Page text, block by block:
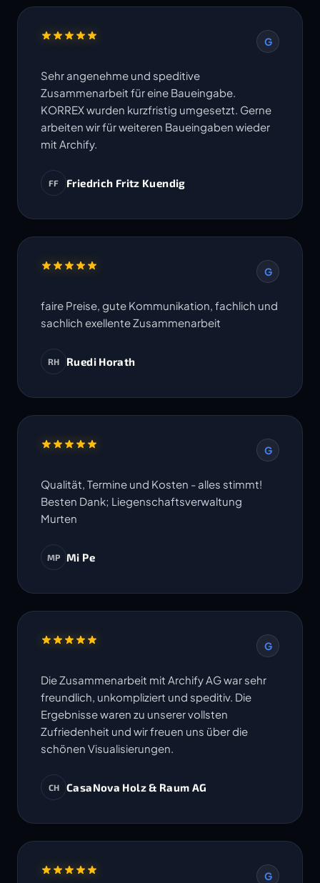
G
Sehr angenehme und speditive
Zusammenarbeit für eine Baueingabe.
KORREX wurden kurzfristig umgesetzt. Gerne
arbeiten wir für weiteren Baueingaben wieder
mit Archify.
FF Friedrich Fritz Kuendig
G
faire Preise, gute Kommunikation, fachlich und
sachlich exellente Zusammenarbeit
RH Ruedi Horath
G
Qualität, Termine und Kosten - alles stimmt!
Besten Dank; Liegenschaftsverwaltung
Murten
MP Mi Pe
G
Die Zusammenarbeit mit Archify AG war sehr
freundlich, unkompliziert und speditiv. Die
Ergebnisse waren zu unserer vollsten
Zufriedenheit und wir freuen uns über die
schönen Visualisierungen.
CH CasaNova Holz & Raum AG
G